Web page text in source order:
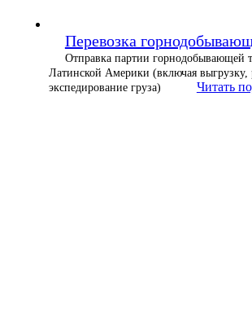
Перевозка
Отправка партии горнодобывающей
Латинской Америки (включая выгрузку,
экспедирование груза)
Читать